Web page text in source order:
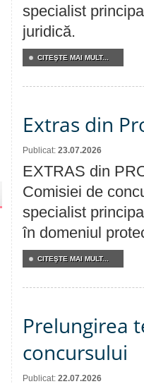
specialist
juridică.
CITEŞTE MAI MULT...
Extras din
Publicat: 23.07.2026
EXTRAS din
Comisiei de
specialist
în domeniul
CITEŞTE MAI MULT...
Prelungirea
concursului
Publicat: 22.07.2026